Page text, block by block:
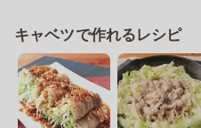
キャベツで作れるレシピ